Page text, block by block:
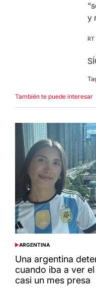
y
RT
También te puede interesar
POSTED
IN
ARGENTINA
Una argentina
cuando iba a ver
casi un mes presa